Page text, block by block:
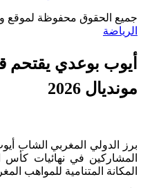
جميع الحقوق محفوظة لموقع وطن24 ©
الرياضة
أيوب بوعدي يقتحم
مونديال 2026
برز الدولي المغربي الشاب
المكانة المتنامية للمواهب